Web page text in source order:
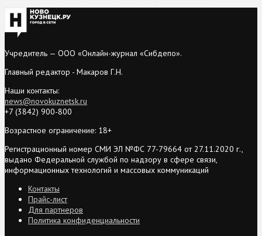
Учредитель — ООО «Онлайн-журнал «Сибдепо».
Главный редактор - Макаров Г.Н.
Наши контакты:
news@novokuznetsk.ru
+7 (3842) 900-800
Возрастное ограничение: 18+
Регистрационный номер СМИ ЭЛ №ФС 77-79664 от 27.11.2020 г.,
выдано Федеральной службой по надзору в сфере связи,
информационных технологий и массовых коммуникаций
Контакты
Прайс-лист
Для партнеров
Политика конфиденциальности